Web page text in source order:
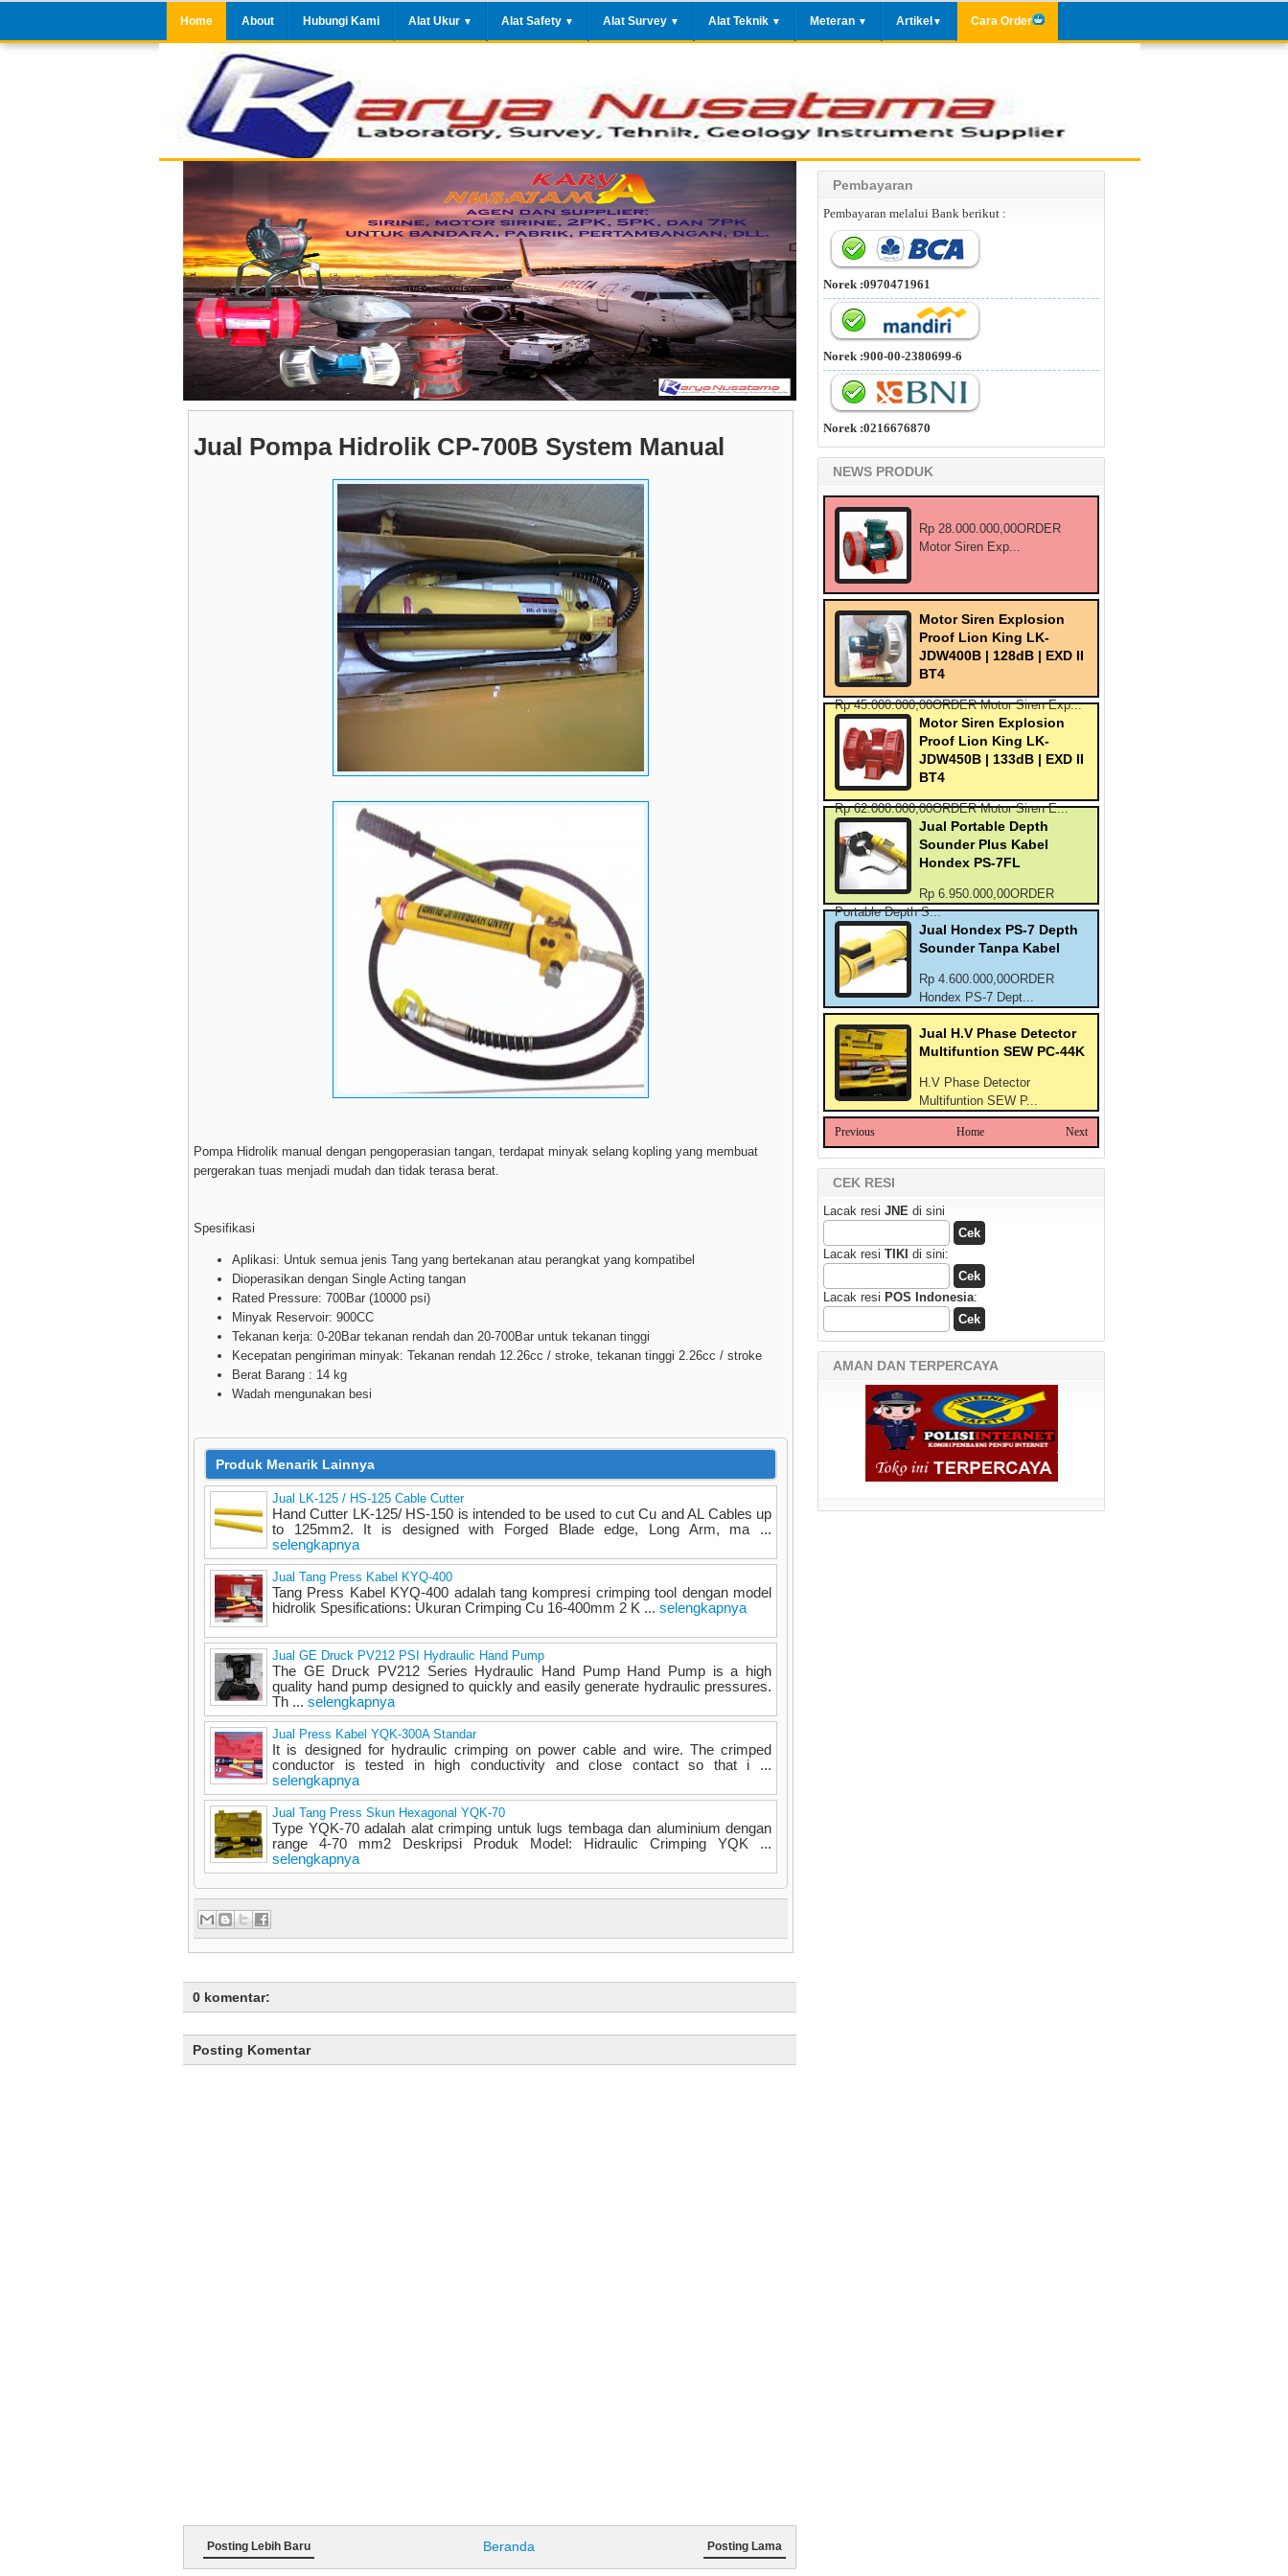
Home About Hubungi Kami Alat Ukur ▼ Alat Safety ▼ Alat Survey ▼ Alat Teknik ▼ Meteran ▼ Artikel ▼ Cara Order
Jual Pompa Hidrolik CP-700B System Manual
Pompa Hidrolik manual dengan pengoperasian tangan, terdapat minyak selang kopling yang membuat
pergerakan tuas menjadi mudah dan tidak terasa berat.
Spesifikasi
Aplikasi: Untuk semua jenis Tang yang bertekanan atau perangkat yang kompatibel
Dioperasikan dengan Single Acting tangan
Rated Pressure: 700Bar (10000 psi)
Minyak Reservoir: 900CC
Tekanan kerja: 0-20Bar tekanan rendah dan 20-700Bar untuk tekanan tinggi
Kecepatan pengiriman minyak: Tekanan rendah 12.26cc / stroke, tekanan tinggi 2.26cc / stroke
Berat Barang : 14 kg
Wadah mengunakan besi
Produk Menarik Lainnya
Jual LK-125 / HS-125 Cable Cutter
Hand Cutter LK-125/ HS-150 is intended to be used to cut Cu and AL Cables up
to 125mm2. It is designed with Forged Blade edge, Long Arm, ma ...
selengkapnya
Jual Tang Press Kabel KYQ-400
Tang Press Kabel KYQ-400 adalah tang kompresi crimping tool dengan model
hidrolik Spesifications: Ukuran Crimping Cu 16-400mm 2 K ... selengkapnya
Jual GE Druck PV212 PSI Hydraulic Hand Pump
The GE Druck PV212 Series Hydraulic Hand Pump Hand Pump is a high
quality hand pump designed to quickly and easily generate hydraulic pressures.
Th ... selengkapnya
Jual Press Kabel YQK-300A Standar
It is designed for hydraulic crimping on power cable and wire. The crimped
conductor is tested in high conductivity and close contact so that i ...
selengkapnya
Jual Tang Press Skun Hexagonal YQK-70
Type YQK-70 adalah alat crimping untuk lugs tembaga dan aluminium dengan
range 4-70 mm2 Deskripsi Produk Model: Hidraulic Crimping YQK ...
selengkapnya
0 komentar:
Posting Komentar
Posting Lebih Baru Posting Lama
Beranda
Pembayaran
Pembayaran melalui Bank berikut :
Norek :0970471961
Norek :900-00-2380699-6
Norek :0216676870
NEWS PRODUK
Rp 28.000.000,00ORDER
Motor Siren Exp...
Motor Siren Explosion
Proof Lion King LK-
JDW400B | 128dB | EXD II
BT4
Rp 45.000.000,00ORDER Motor Siren Exp...
Motor Siren Explosion
Proof Lion King LK-
JDW450B | 133dB | EXD II
BT4
Rp 62.000.000,00ORDER Motor Siren E...
Jual Portable Depth
Sounder Plus Kabel
Hondex PS-7FL
Rp 6.950.000,00ORDER
Portable Depth S...
Jual Hondex PS-7 Depth
Sounder Tanpa Kabel
Rp 4.600.000,00ORDER
Hondex PS-7 Dept...
Jual H.V Phase Detector
Multifuntion SEW PC-44K
H.V Phase Detector
Multifuntion SEW P...
Previous Next
Home
CEK RESI
Lacak resi JNE di sini
Lacak resi TIKI di sini:
Lacak resi POS Indonesia:
AMAN DAN TERPERCAYA